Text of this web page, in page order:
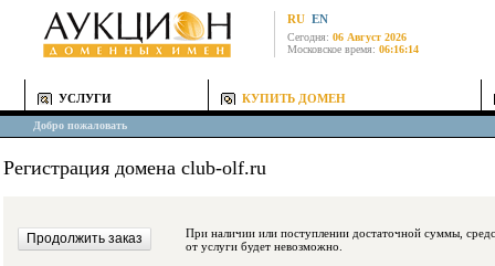
RU EN
Сегодня: 06 Август 2026
Московское время: 06:16:14
УСЛУГИ КУПИТЬ ДОМЕН
Добро пожаловать
Регистрация домена club-olf.ru
При наличии или поступлении достаточной суммы, средства будут
от услуги будет невозможно.